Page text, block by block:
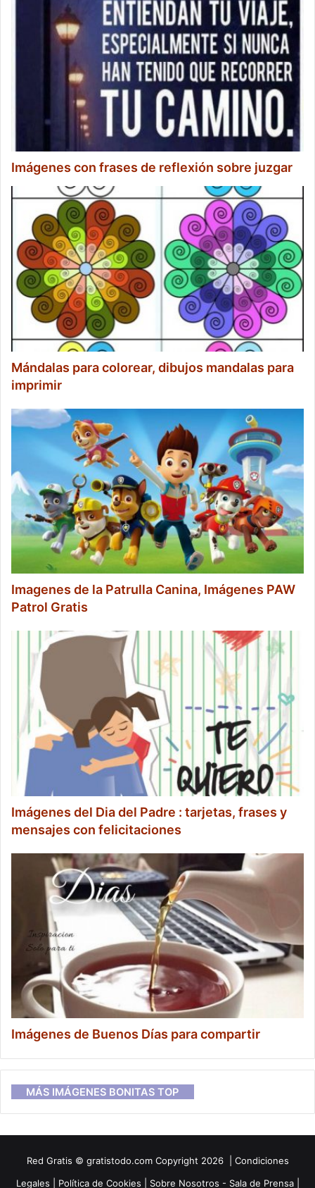
Imágenes con frases de reflexión sobre juzgar
Mándalas para colorear, dibujos mandalas para
imprimir
Imagenes de la Patrulla Canina, Imágenes PAW
Patrol Gratis
Imágenes del Dia del Padre : tarjetas, frases y
mensajes con felicitaciones
Imágenes de Buenos Días para compartir
MÁS IMÁGENES BONITAS TOP
Red Gratis © gratistodo.com Copyright 2026 | Condiciones
Legales
Política de Cookies Sobre Nosotros - Sala de Prensa|